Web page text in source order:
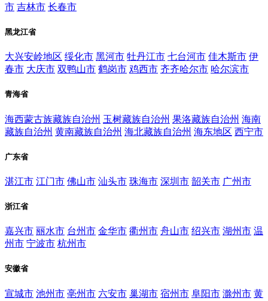
市 吉林市 长春市
黑龙江省
大兴安岭地区 绥化市 黑河市 牡丹江市 七台河市 佳木斯市 伊
春市 大庆市 双鸭山市 鹤岗市 鸡西市 齐齐哈尔市 哈尔滨市
青海省
海西蒙古族藏族自治州 玉树藏族自治州 果洛藏族自治州 海南
藏族自治州 黄南藏族自治州 海北藏族自治州 海东地区 西宁市
广东省
湛江市 江门市 佛山市 汕头市 珠海市 深圳市 韶关市 广州市
浙江省
嘉兴市 丽水市 台州市 金华市 衢州市 舟山市 绍兴市 湖州市 温
州市 宁波市 杭州市
安徽省
宣城市 池州市 亳州市 六安市 巢湖市 宿州市 阜阳市 滁州市 黄